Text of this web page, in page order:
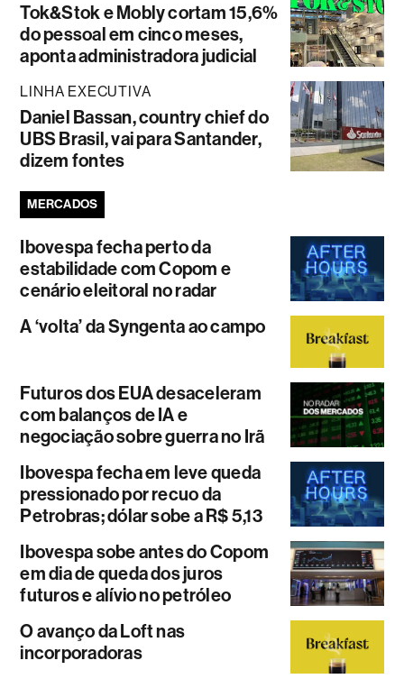
Tok&Stok e Mobly cortam 15,6%
do pessoal em cinco meses,
aponta administradora judicial
LINHA EXECUTIVA
Daniel Bassan, country chief do
UBS Brasil, vai para Santander,
dizem fontes
MERCADOS
Ibovespa fecha perto da
estabilidade com Copom e
cenário eleitoral no radar
A ‘volta’ da Syngenta ao campo
Futuros dos EUA desaceleram
com balanços de IA e
negociação sobre guerra no Irã
Ibovespa fecha em leve queda
pressionado por recuo da
Petrobras; dólar sobe a R$ 5,13
Ibovespa sobe antes do Copom
em dia de queda dos juros
futuros e alívio no petróleo
O avanço da Loft nas
incorporadoras